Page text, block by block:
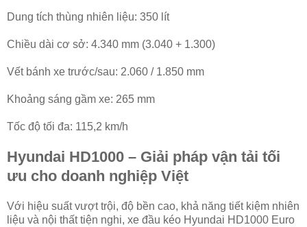
Dung tích thùng nhiên liệu: 350 lít
Chiều dài cơ sở: 4.340 mm (3.040 + 1.300)
Vết bánh xe trước/sau: 2.060 / 1.850 mm
Khoảng sáng gầm xe: 265 mm
Tốc độ tối đa: 115,2 km/h
Hyundai HD1000 – Giải pháp vận tải tối
ưu cho doanh nghiệp Việt
Với hiệu suất vượt trội, độ bền cao, khả năng tiết kiệm nhiên
liệu và nội thất tiện nghi, xe đầu kéo Hyundai HD1000 Euro